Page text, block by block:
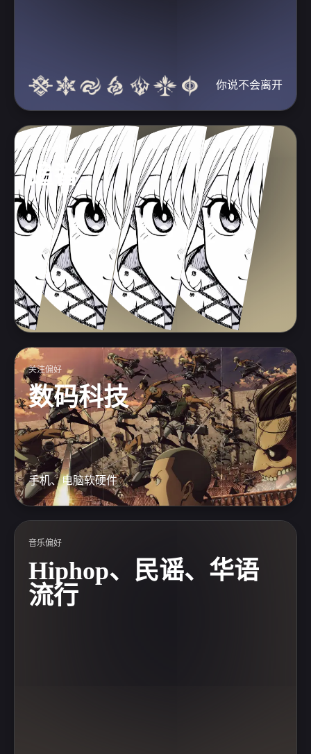
你说不会离开
爱好番剧
追番
关注偏好
数码科技
手机、电脑软硬件
音乐偏好
Hiphop、民谣、华语
流行